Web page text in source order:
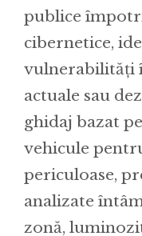
publice
cibernetice,
vulnerabilități
actuale sau
ghidaj bazat
vehicule
periculoase,
analizate
zonă,